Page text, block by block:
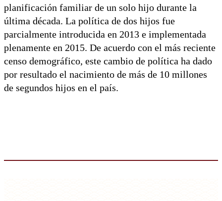
planificación familiar de un solo hijo durante la
última década. La política de dos hijos fue
parcialmente introducida en 2013 e implementada
plenamente en 2015. De acuerdo con el más reciente
censo demográfico, este cambio de política ha dado
por resultado el nacimiento de más de 10 millones
de segundos hijos en el país.